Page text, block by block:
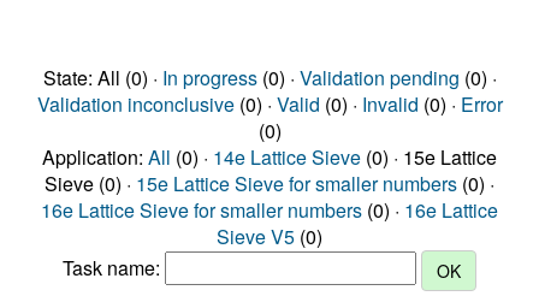
State: All (0) · In progress(0) · Validation pending (0) ·
Validation inconclusive(0) · Valid (0) · Invalid (0) · Error
(0)
Application: All (0) · 14e Lattice Sieve (0) · 15e Lattice
Sieve (0) · 15e Lattice Sieve for smaller numbers (0) ·
16e Lattice Sieve for smaller numbers (0) · 16e Lattice
Sieve V5 (0)
Task name: